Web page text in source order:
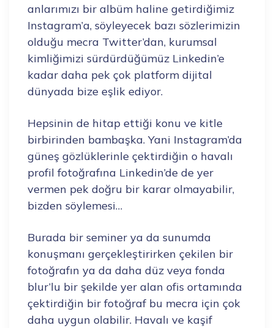
anlarımızı bir albüm haline getirdiğimiz
Instagram’a, söyleyecek bazı sözlerimizin
olduğu mecra Twitter’dan, kurumsal
kimliğimizi sürdürdüğümüz Linkedin’e
kadar daha pek çok platform dijital
dünyada bize eşlik ediyor.
Hepsinin de hitap ettiği konu ve kitle
birbirinden bambaşka. Yani Instagram’da
güneş gözlüklerinle çektirdiğin o havalı
profil fotoğrafına Linkedin’de de yer
vermen pek doğru bir karar olmayabilir,
bizden söylemesi…
Burada bir seminer ya da sunumda
konuşmanı gerçekleştirirken çekilen bir
fotoğrafın ya da daha düz veya fonda
blur’lu bir şekilde yer alan ofis ortamında
çektirdiğin bir fotoğraf bu mecra için çok
daha uygun olabilir. Havalı ve kaşif